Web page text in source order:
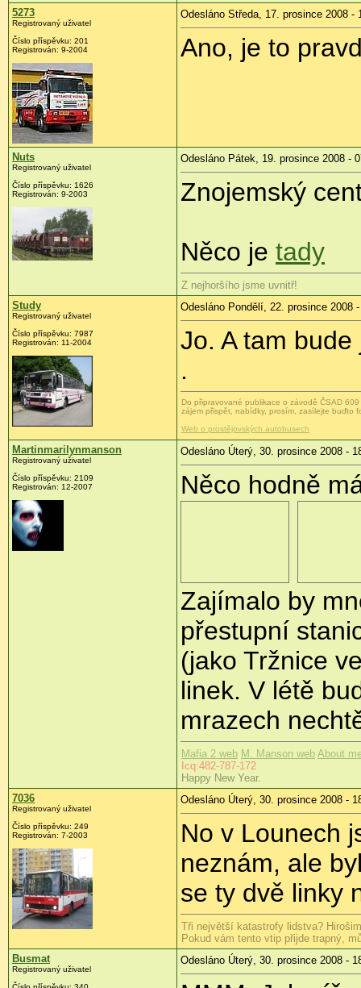
5273
Registrovaný uživatel
Číslo příspěvku: 201
Registrován: 9-2004
Odesláno Středa, 17. prosince 2008 -
Ano, je to
Nuts
Registrovaný uživatel
Číslo příspěvku: 1626
Registrován: 9-2003
Odesláno Pátek, 19. prosince 2008 -
Znojemský
Něco je tady
Z nejhoršího jsme uvnitř!
Study
Registrovaný uživatel
Číslo příspěvku: 7987
Registrován: 11-2004
Odesláno Pondělí, 22. prosince 2008
Jo. A tam
.
Do připravované publikace o závodě ČSAD
zájem přispět, nabídky, prosím, zasílejte buďto
Web o prostějovských autobusech
Martinmarilynmanson
Registrovaný uživatel
Číslo příspěvku: 2109
Registrován: 12-2007
Odesláno Úterý, 30. prosince 2008 -
Něco hodně
Zajímalo by
přestupní
(jako Tržnice
linek. V létě
mrazech
Mafia 2 web M. Manson web About
Icq:482-787-172
Happy New Year.
7036
Registrovaný uživatel
Číslo příspěvku: 249
Registrován: 7-2003
Odesláno Úterý, 30. prosince 2008 -
No v Lounech
neznám, ale
se ty dvě linky
Tři největší katastrofy lidstva?
Pokud vám tento vtip přijde trapný,
Busmat
Registrovaný uživatel
Odesláno Úterý, 30. prosince 2008 -